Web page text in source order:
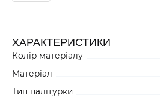
ХАРАКТЕРИСТИКИ
Колір матеріалу
Матеріал
Тип палітурки